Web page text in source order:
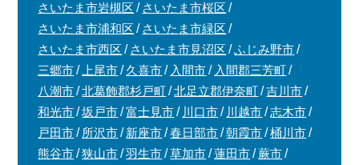
さいたま市岩槻区
さいたま市桜区
さいたま市浦和区
さいたま市緑区
さいたま市西区
さいたま市見沼区
ふじみ野市
三郷市
上尾市 久喜市 入間市
入間郡三芳町
八潮市
北葛飾郡杉戸町 北足立郡伊奈町
吉川市
和光市
坂戸市 富士見市 川口市 川越市
志木市
戸田市
所沢市 新座市 春日部市 朝霞市
桶川市
熊谷市
狭山市 羽生市 草加市 蓮田市
蕨市